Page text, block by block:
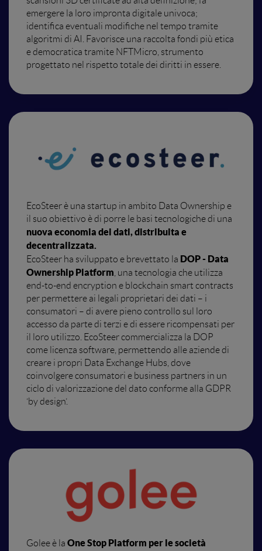
emergere la loro impronta digitale univoca;
identifica eventuali modifiche nel tempo tramite
algoritmi di AI. Favorisce una raccolta fondi più etica
e democratica tramite NFTMicro, strumento
progettato nel rispetto totale dei diritti in essere.
EcoSteer è una startup in ambito Data Ownership e
il suo obiettivo è di porre le basi tecnologiche di una
nuova economia dei dati, distribuita e
decentralizzata.
EcoSteer ha sviluppato e brevettato la DOP - Data
Ownership Platform , una tecnologia che utilizza
end-to-end encryption e blockchain smart contracts
per permettere ai legali proprietari dei dati – i
consumatori – di avere pieno controllo sul loro
accesso da parte di terzi e di essere ricompensati per
il loro utilizzo. EcoSteer commercializza la DOP
come licenza software, permettendo alle aziende di
creare i propri Data Exchange Hubs, dove
coinvolgere consumatori e business partners in un
ciclo di valorizzazione del dato conforme alla GDPR
‘by design’.
Golee è la One Stop Platform per le società